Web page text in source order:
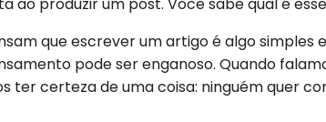
ao produzir um post. Você sabe qual é
que escrever um artigo é algo
pode ser enganoso. Quando
ter certeza de uma coisa: ninguém quer